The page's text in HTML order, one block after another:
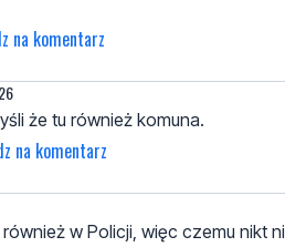
na komentarz
że tu również komuna.
na komentarz
w Policji, więc czemu nikt